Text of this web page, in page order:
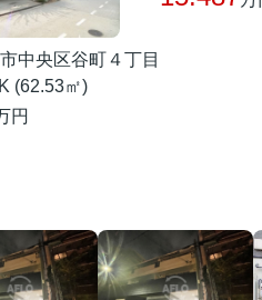
中央区谷町４丁目
(62.53㎡)
円